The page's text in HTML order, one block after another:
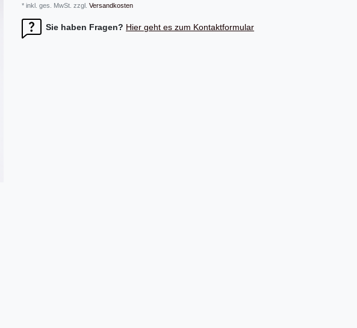
* inkl. ges. MwSt. zzgl. Versandkosten
Sie haben Fragen? Hier geht es zum Kontaktformular